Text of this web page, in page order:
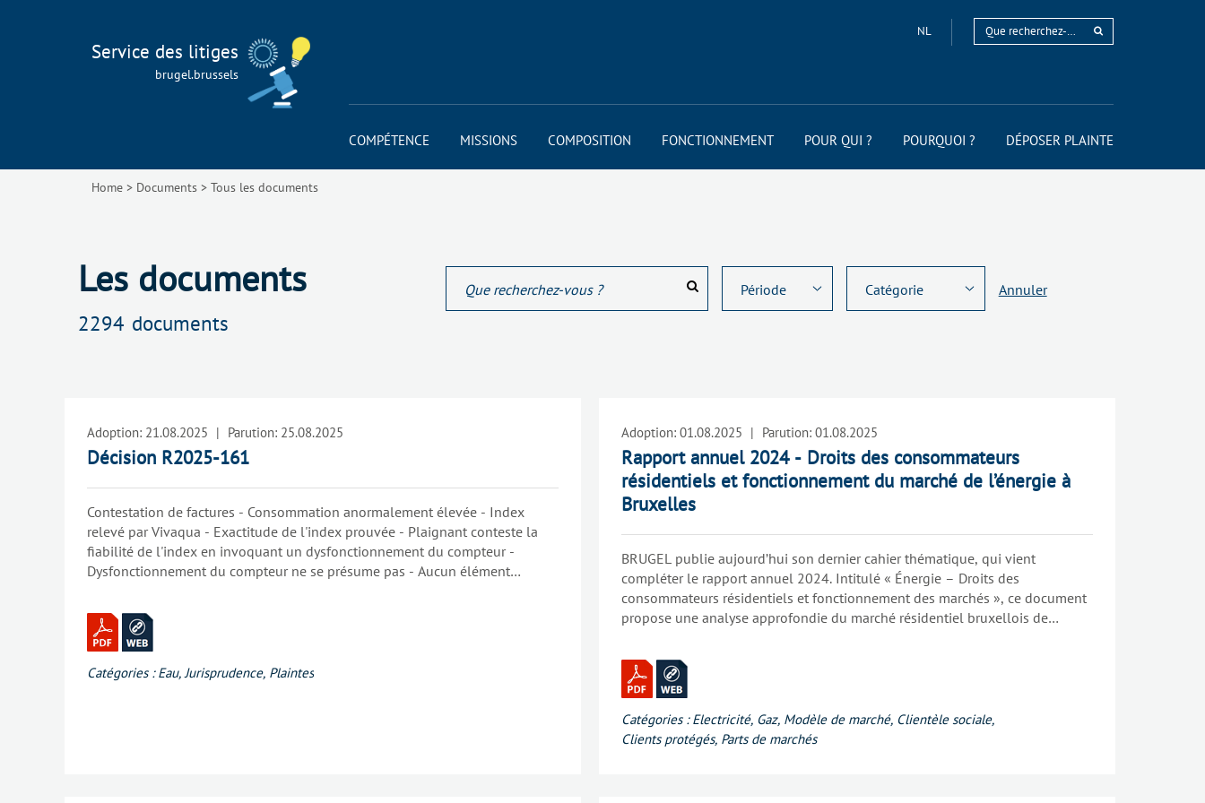
Service des litiges
brugel.brussels
NL
COMPÉTENCE MISSIONS COMPOSITION FONCTIONNEMENT POUR QUI ? POURQUOI ? DÉPOSER PLAINTE
Home > Documents > Tous les documents
Les documents Annuler
2294 documents
Adoption: 21.08.2025 | Parution: 25.08.2025
Décision R2025-161
Contestation de factures - Consommation anormalement élevée - Index
relevé par Vivaqua - Exactitude de l'index prouvée - Plaignant conteste la
fiabilité de l'index en invoquant un dysfonctionnement du compteur -
Dysfonctionnement du compteur ne se présume pas - Aucun élément
sens d'un dysfonctionnement - Plaignant ne souhaite pas procéder à un
contrôle technique - Il y a lieu de considérer que le compteur fonctionnait
correctement et que l'index est fiable - Les factures contestées sont correctes
et exigibles
Catégories : Eau, Jurisprudence, Plaintes
Adoption: 01.08.2025 | Parution: 01.08.2025
Rapport annuel 2024 - Droits des consommateurs
résidentiels et fonctionnement du marché de l’énergie à
Bruxelles
BRUGEL publie aujourd’hui son dernier cahier thématique, qui vient
compléter le rapport annuel 2024. Intitulé « Énergie – Droits des
consommateurs résidentiels et fonctionnement des marchés », ce document
propose une analyse approfondie du marché résidentiel bruxellois de
perspectives.
Catégories : Electricité, Gaz, Modèle de marché, Clientèle sociale,
Clients protégés, Parts de marchés